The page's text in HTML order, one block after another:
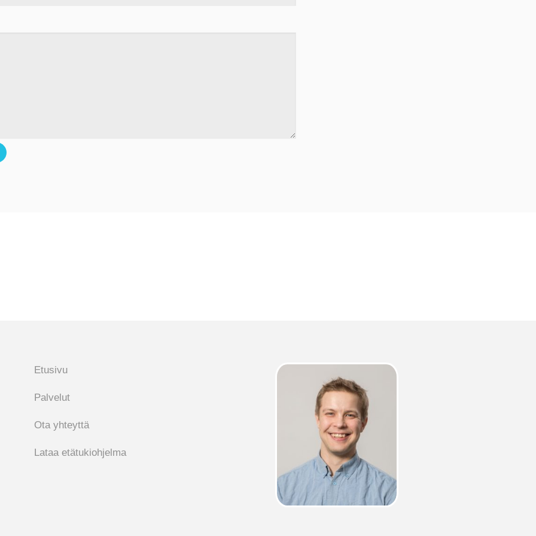
Etusivu
Palvelut
Ota yhteyttä
Lataa etätukiohjelma